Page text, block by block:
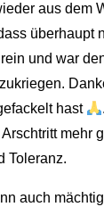
aus dem
überhaupt
und war
hast
mehr
Toleranz.
auch